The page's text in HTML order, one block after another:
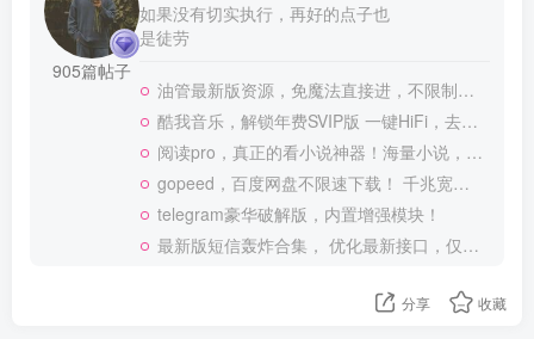
905篇帖子
如果没有切实执行，再好的点子也
是徒劳
油管最新版资源，免魔法直接进，不限制观看！
酷我音乐，解锁年费SVIP版 一键HiFi，去广告 免登录
阅读pro，真正的看小说神器！海量小说，可涩涩！
gopeed，百度网盘不限速下载！ 千兆宽带也可以跑满
telegram豪华破解版，内置增强模块！
最新版短信轰炸合集， 优化最新接口，仅供测试使用
分享 收藏